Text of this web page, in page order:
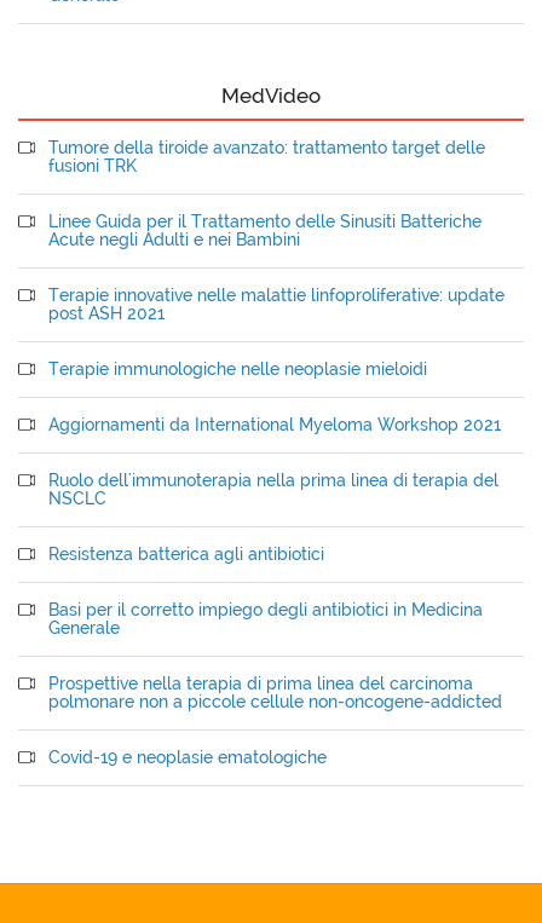
MedVideo
Tumore della tiroide avanzato: trattamento target delle
fusioni TRK
Linee Guida per il Trattamento delle Sinusiti Batteriche
Acute negli Adulti e nei Bambini
Terapie innovative nelle malattie linfoproliferative: update
post ASH 2021
Terapie immunologiche nelle neoplasie mieloidi
Aggiornamenti da International Myeloma Workshop 2021
Ruolo dell'immunoterapia nella prima linea di terapia del
NSCLC
Resistenza batterica agli antibiotici
Basi per il corretto impiego degli antibiotici in Medicina
Generale
Prospettive nella terapia di prima linea del carcinoma
polmonare non a piccole cellule non-oncogene-addicted
Covid-19 e neoplasie ematologiche